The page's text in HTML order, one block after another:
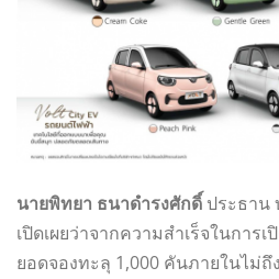
นายพิทยา ธนาดำรงศักดิ์ ประธาน
เปิดเผยว่าจากความสำเร็จในการเ
ยอดจองทะลุ 1,000 คันภายในไม่ถึ